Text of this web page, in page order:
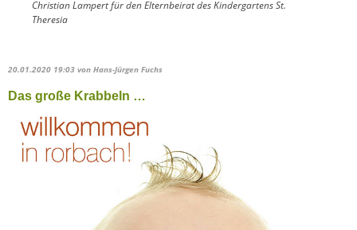
Christian Lampert für den Elternbeirat des Kindergartens St.
Theresia
20.01.2020 19:03 von Hans-Jürgen Fuchs
Das große Krabbeln …